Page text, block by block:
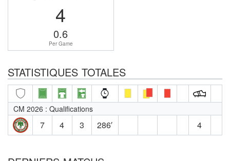
4
0.6
Per Game
STATISTIQUES TOTALES
CM 2026 : Qualifications
7 4 3 286′ 4